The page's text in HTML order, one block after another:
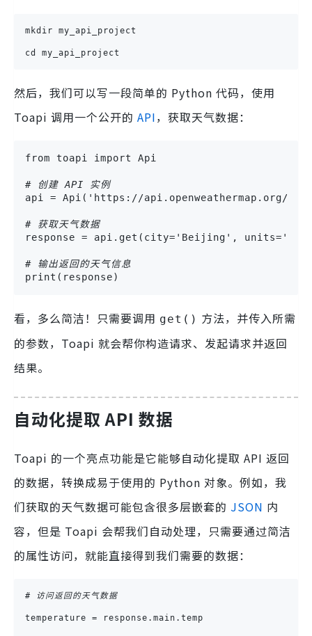
mkdir my_api_project
cd my_api_project
然后，我们可以写一段简单的 Python 代码，使用
Toapi 调用一个公开的 API，获取天气数据：
from toapi import Api
# 创建 API 实例
api = Api('https://api.openweathermap.org/
# 获取天气数据
response = api.get(city='Beijing',
# 输出返回的天气信息
print(response)
看，多么简洁！只需要调用 get() 方法，并传入所需
的参数，Toapi 就会帮你构造请求、发起请求并返回
结果。
自动化提取 API 数据
Toapi 的一个亮点功能是它能够自动化提取 API 返回
的数据，转换成易于使用的 Python 对象。例如，我
们获取的天气数据可能包含很多层嵌套的 JSON 内
容，但是 Toapi 会帮我们自动处理，只需要通过简洁
的属性访问，就能直接得到我们需要的数据：
# 访问返回的天气数据
temperature = response.main.temp